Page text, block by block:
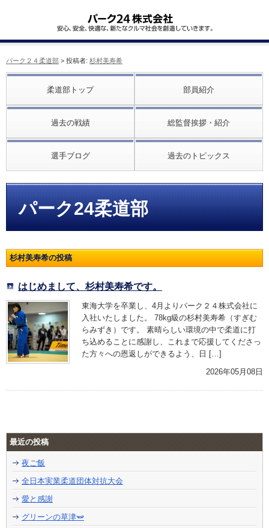
パーク２４柔道部 > 投稿者: 杉村美寿希
柔道部トップ 部員紹介
過去の戦績 総監督挨拶・紹介
選手ブログ 過去のトピックス
パーク24柔道部
杉村美寿希の投稿
はじめまして、杉村美寿希です。
東海大学を卒業し、4月よりパーク２４株式会社に
入社いたしました。 78kg級の杉村美寿希（すぎむ
らみずき）です。 素晴らしい環境の中で柔道に打
ち込めることに感謝し、これまで応援してくださっ
た方々への恩返しができるよう、日 […]
2026年05月08日
最近の投稿
夜ご飯
全日本実業柔道団体対抗大会
愛と感謝
グリーンの草津🫛